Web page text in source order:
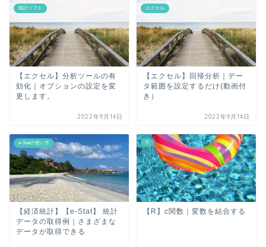
統計ソフト
【エクセル】分析ツールの有
効化｜オプションの設定を変
更します。
2022年9月14日
エクセル
【エクセル】回帰分析｜デー
タ範囲を設定するだけ(動画付
き）
2022年9月14日
e-Statの使い方
【経済統計】【e-Stat】 統計
データの取得例｜さまざまな
データが取得できる
R
【R】c関数｜変数を結合する